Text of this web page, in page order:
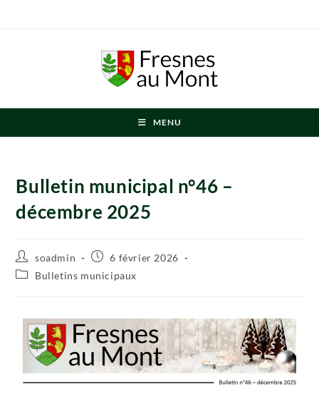
MENU
Bulletin municipal n°46 –
décembre 2025
soadmin
6 février 2026
Bulletins municipaux